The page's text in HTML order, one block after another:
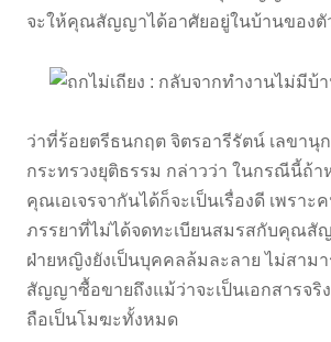
จะให้คุณสัญญาได้อาศัยอยู่ในบ้านของตั
ว่าที่ร้อยตรีธนกฤต จิตรอารีรัตน์ เลขานุ
กระทรวงยุติธรรม กล่าวว่า ในกรณีนี้
คุณเอเจรจากันได้ก็จะเป็นเรื่องดี เพราะ
ภรรยาที่ไม่ได้จดทะเบียนสมรสกับคุณสั
ฝ่ายหญิงยังเป็นบุคคลล้มละลาย ไม่สาม
สัญญาซื้อขายถึงแม้ว่าจะเป็นเอกสารจริ
ถือเป็นโมฆะทั้งหมด